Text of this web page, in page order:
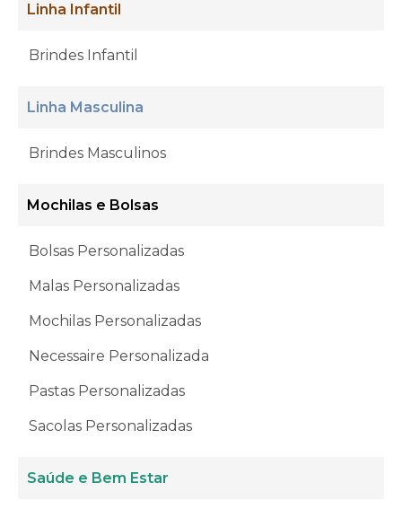
Linha Infantil
Brindes Infantil
Linha Masculina
Brindes Masculinos
Mochilas e Bolsas
Bolsas Personalizadas
Malas Personalizadas
Mochilas Personalizadas
Necessaire Personalizada
Pastas Personalizadas
Sacolas Personalizadas
Saúde e Bem Estar